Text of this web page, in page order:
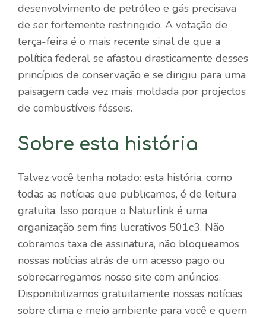
desenvolvimento de petróleo e gás precisava
de ser fortemente restringido. A votação de
terça-feira é o mais recente sinal de que a
política federal se afastou drasticamente desses
princípios de conservação e se dirigiu para uma
paisagem cada vez mais moldada por projectos
de combustíveis fósseis.
Sobre esta história
Talvez você tenha notado: esta história, como
todas as notícias que publicamos, é de leitura
gratuita. Isso porque o Naturlink é uma
organização sem fins lucrativos 501c3. Não
cobramos taxa de assinatura, não bloqueamos
nossas notícias atrás de um acesso pago ou
sobrecarregamos nosso site com anúncios.
Disponibilizamos gratuitamente nossas notícias
sobre clima e meio ambiente para você e quem